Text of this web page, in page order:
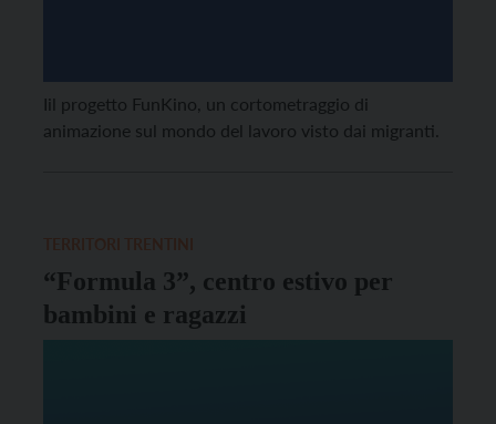
Iil progetto FunKino, un cortometraggio di
animazione sul mondo del lavoro visto dai migranti.
“Formula 3”, centro estivo per
bambini e ragazzi